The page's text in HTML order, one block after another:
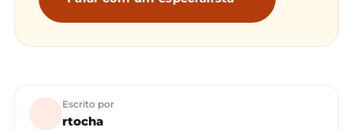
Escrito por
rtocha